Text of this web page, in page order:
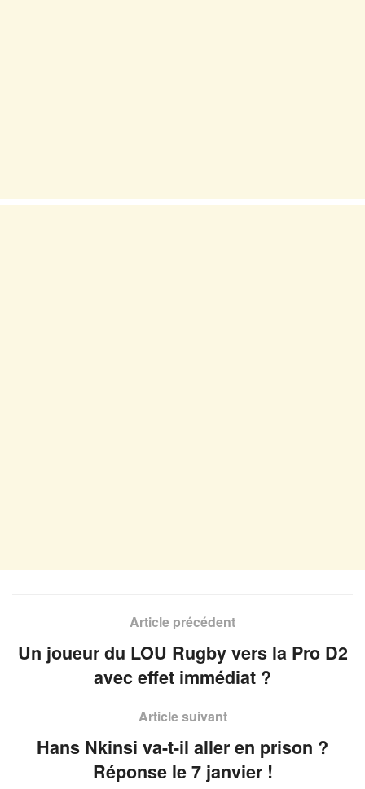
Article précédent
Un joueur du LOU Rugby vers la Pro D2
avec effet immédiat ?
Article suivant
Hans Nkinsi va-t-il aller en prison ?
Réponse le 7 janvier !